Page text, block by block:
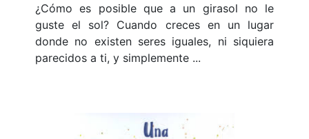
¿Cómo es posible que a un girasol no le
guste el sol? Cuando creces en un lugar
donde no existen seres iguales, ni siquiera
parecidos a ti, y simplemente ...